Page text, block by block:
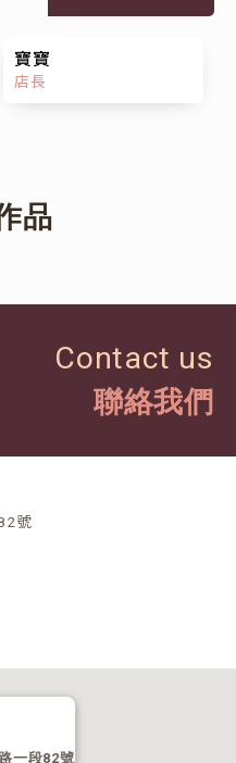
寶寶
店長
品
一段82號
Contact us
聯絡我們
號